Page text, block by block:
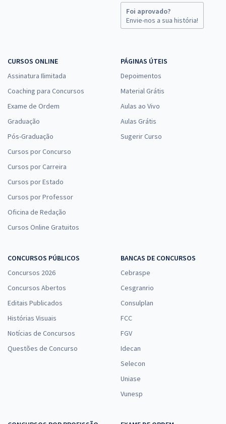
Foi aprovado?
Envie-nos a sua história!
CURSOS ONLINE
Assinatura Ilimitada
Coaching para Concursos
Exame de Ordem
Graduação
Pós-Graduação
Cursos por Concurso
Cursos por Carreira
Cursos por Estado
Cursos por Professor
Oficina de Redação
Cursos Online Gratuitos
PÁGINAS ÚTEIS
Depoimentos
Material Grátis
Aulas ao Vivo
Aulas Grátis
Sugerir Curso
CONCURSOS PÚBLICOS
Concursos 2026
Concursos Abertos
Editais Publicados
Histórias Visuais
Notícias de Concursos
Questões de Concurso
BANCAS DE CONCURSOS
Cebraspe
Cesgranrio
Consulplan
FCC
FGV
Idecan
Selecon
Uniase
Vunesp